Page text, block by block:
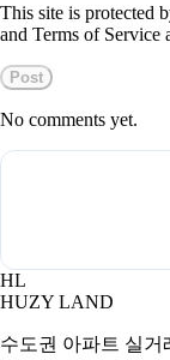
This site is protected
and Terms of Service
Post
No comments yet.
HL
HUZY LAND
수도권 아파트 실거